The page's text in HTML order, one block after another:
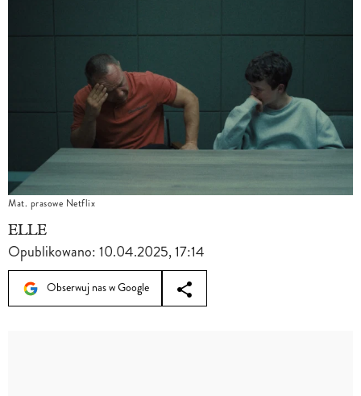
Mat. prasowe Netflix
ELLE
Opublikowano:10.04.2025, 17:14
Obserwuj nas w Google